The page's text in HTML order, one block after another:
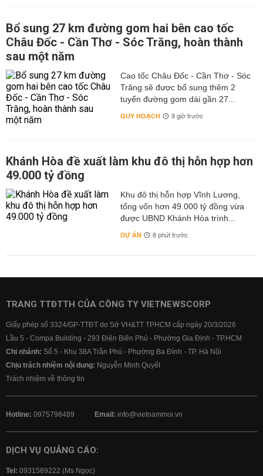
Bổ sung 27 km đường gom hai bên cao tốc
Châu Đốc - Cần Thơ - Sóc Trăng, hoàn thành
sau một năm
Cao tốc Châu Đốc - Cần Thơ - Sóc
Trăng sẽ được bổ sung thêm 2
tuyến đường gom dài gần 27...
QUY HOẠCH 9 giờ trước
Khánh Hòa đề xuất làm khu đô thị hỗn hợp hơn
49.000 tỷ đồng
Khu đô thị hỗn hợp Vĩnh Lương,
tổng vốn hơn 49.000 tỷ đồng vừa
được UBND Khánh Hòa trình...
DỰ ÁN 8 phút trước
TRANG TTĐTTH CỦA CÔNG TY VIETNEWSCORP
Giấy phép số 3324/GP-TTĐT do Sở VH&TT TPHCM cấp ngày 20/3/2026
Lầu 5 - Compa Building - 293 Điện Biên Phủ - Phường Gia Định - TP.HCM
Chi nhánh: Số 5 - Khu 38A Trần Phú - Phường Ba Đình - TP. Hà Nội
Chịu trách nhiệm nội dung: Nguyễn Minh Quyết
Trách nhiệm về thông tin
Hotline: 0975798489 Email: info@vietnammoi.vn
DỊCH VỤ QUẢNG CÁO:
Tel: 0931589222 (Ms Ngọc)